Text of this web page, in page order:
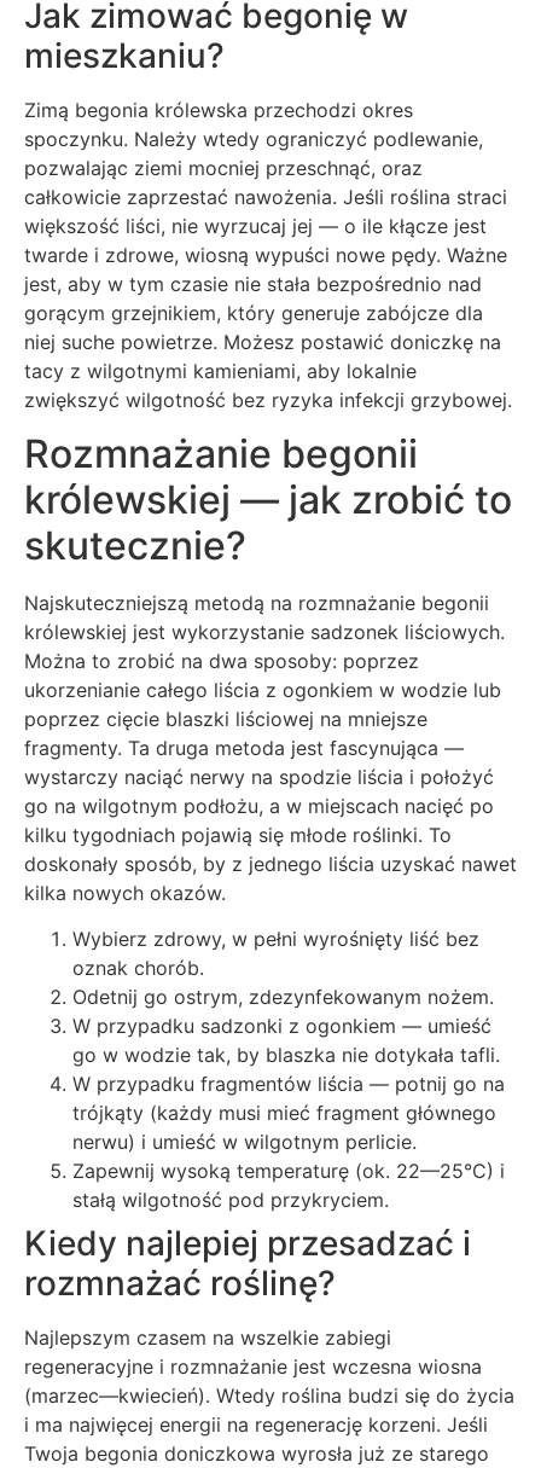
Jak zimować begonię w
mieszkaniu?
Zimą begonia królewska przechodzi okres
spoczynku. Należy wtedy ograniczyć podlewanie,
pozwalając ziemi mocniej przeschnąć, oraz
całkowicie zaprzestać nawożenia. Jeśli roślina straci
większość liści, nie wyrzucaj jej — o ile kłącze jest
twarde i zdrowe, wiosną wypuści nowe pędy. Ważne
jest, aby w tym czasie nie stała bezpośrednio nad
gorącym grzejnikiem, który generuje zabójcze dla
niej suche powietrze. Możesz postawić doniczkę na
tacy z wilgotnymi kamieniami, aby lokalnie
zwiększyć wilgotność bez ryzyka infekcji grzybowej.
Rozmnażanie begonii
królewskiej — jak zrobić to
skutecznie?
Najskuteczniejszą metodą na rozmnażanie begonii
królewskiej jest wykorzystanie sadzonek liściowych.
Można to zrobić na dwa sposoby: poprzez
ukorzenianie całego liścia z ogonkiem w wodzie lub
poprzez cięcie blaszki liściowej na mniejsze
fragmenty. Ta druga metoda jest fascynująca —
wystarczy naciąć nerwy na spodzie liścia i położyć
go na wilgotnym podłożu, a w miejscach nacięć po
kilku tygodniach pojawią się młode roślinki. To
doskonały sposób, by z jednego liścia uzyskać nawet
kilka nowych okazów.
Wybierz zdrowy, w pełni wyrośnięty liść bez
oznak chorób.
Odetnij go ostrym, zdezynfekowanym nożem.
W przypadku sadzonki z ogonkiem — umieść
go w wodzie tak, by blaszka nie dotykała tafli.
W przypadku fragmentów liścia — potnij go na
trójkąty (każdy musi mieć fragment głównego
nerwu) i umieść w wilgotnym perlicie.
Zapewnij wysoką temperaturę (ok. 22—25°C) i
stałą wilgotność pod przykryciem.
Kiedy najlepiej przesadzać i
rozmnażać roślinę?
Najlepszym czasem na wszelkie zabiegi
regeneracyjne i rozmnażanie jest wczesna wiosna
(marzec—kwiecień). Wtedy roślina budzi się do życia
i ma najwięcej energii na regenerację korzeni. Jeśli
Twoja begonia doniczkowa wyrosła już ze starego